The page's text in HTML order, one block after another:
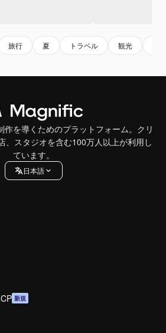
旅行 夏 トラベル 観光
作を導くためのプラットフォーム。クリ
、スタジオを含む100万人以上が利用し
ています。
日本語
新規